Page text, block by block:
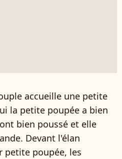
accueille une petite
la petite poupée a bien
bien poussé et elle
Devant l'élan
petite poupée, les